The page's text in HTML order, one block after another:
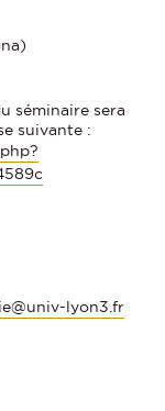
séminaire sera
suivante :
lyon3.fr